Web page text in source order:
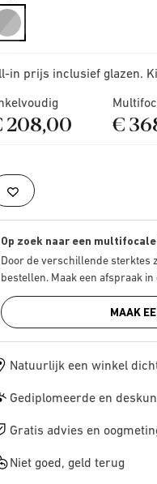
selected
in prijs inclusief glazen.
208,00 €
Op zoek naar een
Door de verschillende sterktes
bestellen. Maak een afspraak in
MAAK
Natuurlijk een winkel
Gediplomeerde en
Gratis advies en
Niet goed, geld terug